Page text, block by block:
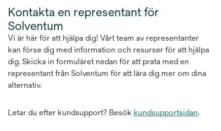
Kontakta en representant för
Solventum
Vi är här för att hjälpa dig! Vårt team av representanter
kan förse dig med information och resurser för att hjälpa
dig. Skicka in formuläret nedan för att prata med en
representant från Solventum för att lära dig mer om dina
alternativ.
Letar du efter kundsupport? Besök kundsupportsidan.